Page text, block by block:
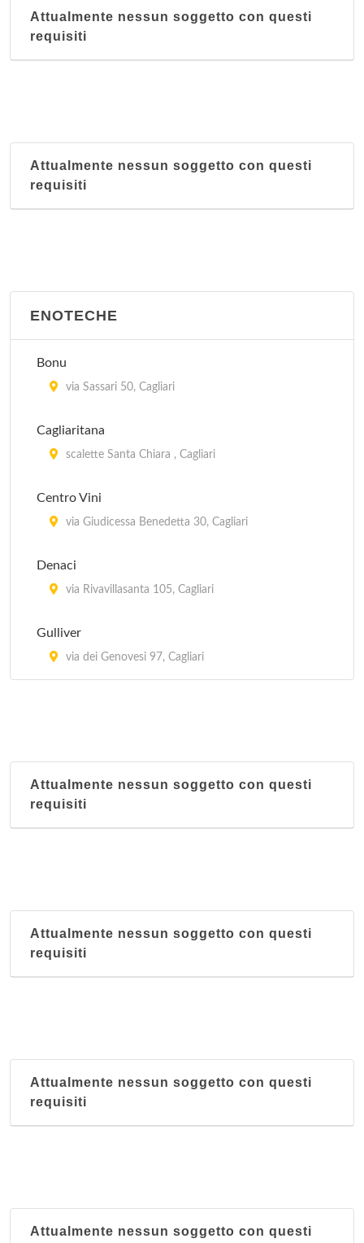
Attualmente nessun soggetto con questi
requisiti
Attualmente nessun soggetto con questi
requisiti
ENOTECHE
Bonu
via Sassari 50, Cagliari
Cagliaritana
scalette Santa Chiara , Cagliari
Centro Vini
via Giudicessa Benedetta 30, Cagliari
Denaci
via Rivavillasanta 105, Cagliari
Gulliver
via dei Genovesi 97, Cagliari
Attualmente nessun soggetto con questi
requisiti
Attualmente nessun soggetto con questi
requisiti
Attualmente nessun soggetto con questi
requisiti
Attualmente nessun soggetto con questi